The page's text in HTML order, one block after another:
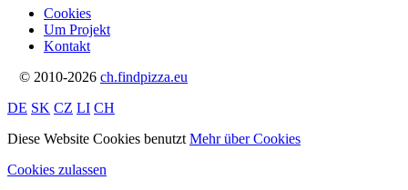
Cookies
Um Projekt
Kontakt
© 2010-2026 ch.findpizza.eu
DE SK CZ LI CH
Diese Website Cookies benutzt Mehr über Cookies
Cookies zulassen